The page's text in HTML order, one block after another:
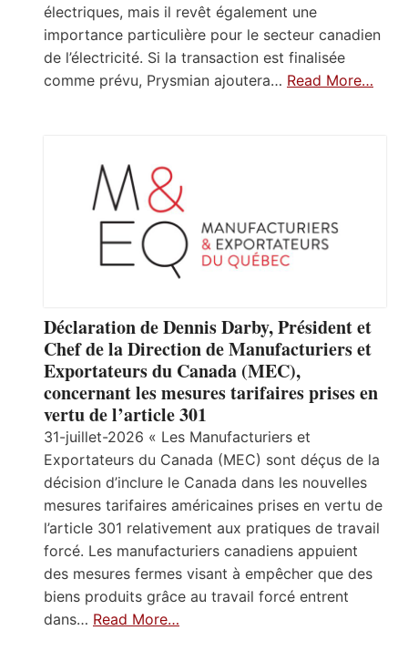
électriques, mais il revêt également une
importance particulière pour le secteur canadien
de l’électricité. Si la transaction est finalisée
comme prévu, Prysmian ajoutera… Read More…
Déclaration de Dennis Darby, Président et
Chef de la Direction de Manufacturiers et
Exportateurs du Canada (MEC),
concernant les mesures tarifaires prises en
vertu de l’article 301
31-juillet-2026 « Les Manufacturiers et
Exportateurs du Canada (MEC) sont déçus de la
décision d’inclure le Canada dans les nouvelles
mesures tarifaires américaines prises en vertu de
l’article 301 relativement aux pratiques de travail
forcé. Les manufacturiers canadiens appuient
des mesures fermes visant à empêcher que des
biens produits grâce au travail forcé entrent
dans… Read More…